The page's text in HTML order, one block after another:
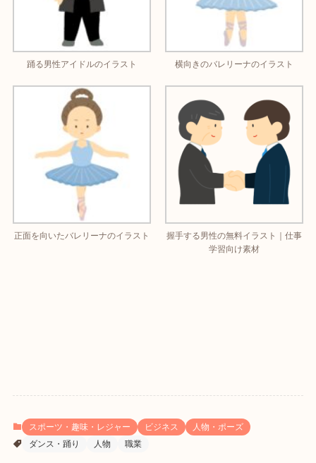
踊る男性アイドルのイラスト 横向きのバレリーナのイラスト
正面を向いたバレリーナのイラスト
握手する男性の無料イラスト｜仕事
学習向け素材
スポーツ・趣味・レジャー ビジネス
人物・ポーズ
ダンス・踊り
人物 職業